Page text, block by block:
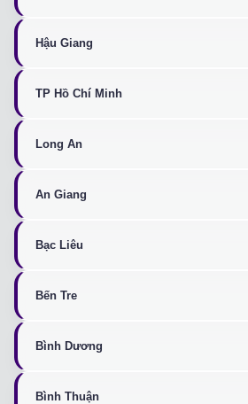
Hậu Giang
TP Hồ Chí Minh
Long An
An Giang
Bạc Liêu
Bến Tre
Bình Dương
Bình Thuận